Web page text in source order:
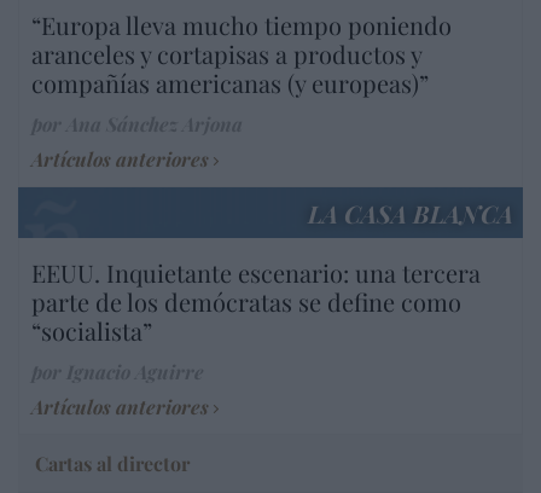
“Europa lleva mucho tiempo poniendo
aranceles y cortapisas a productos y
compañías americanas (y europeas)”
Artículos anteriores
LA CASA BLANCA
EEUU. Inquietante escenario: una tercera
parte de los demócratas se define como
“socialista”
Artículos anteriores
Cartas al director